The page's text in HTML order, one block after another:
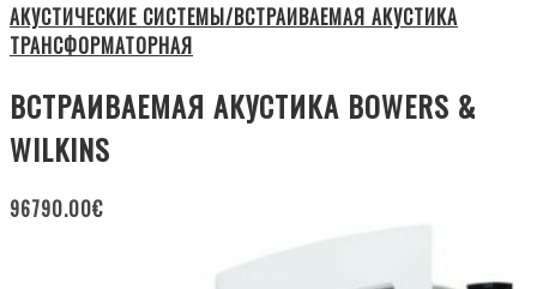
АКУСТИЧЕСКИЕ СИСТЕМЫ/ВСТРАИВАЕМАЯ АКУСТИКА
ТРАНСФОРМАТОРНАЯ
ВСТРАИВАЕМАЯ АКУСТИКА BOWERS &
WILKINS
96790.00€